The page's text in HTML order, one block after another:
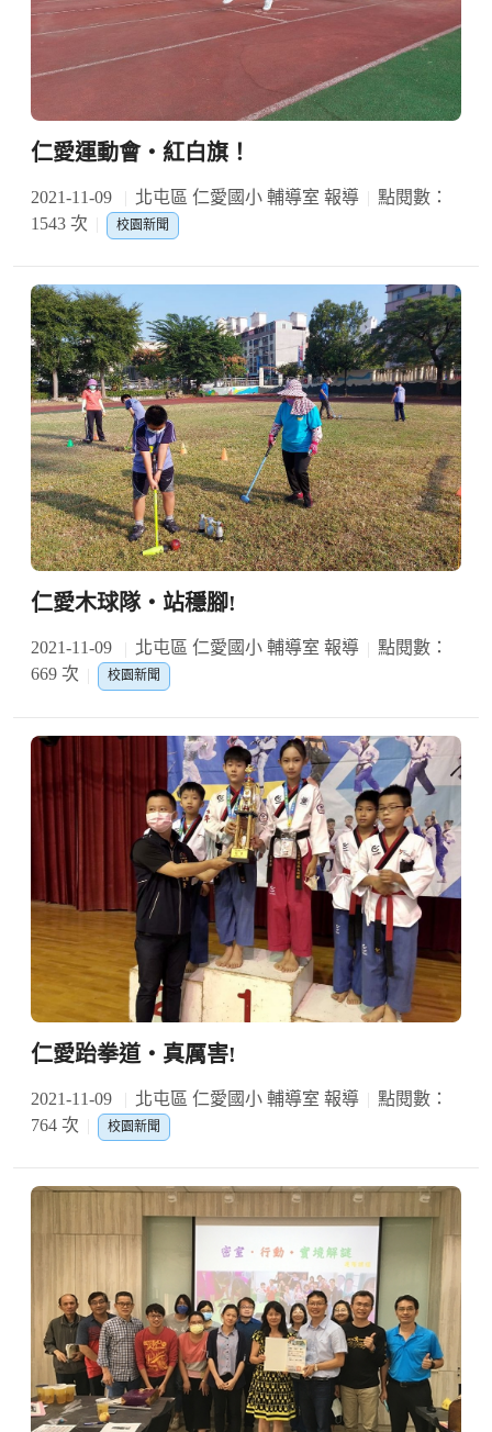
仁愛運動會‧紅白旗！
2021-11-09 北屯區 仁愛國小 輔導室 報導
點閱數：
1543 次
校園新聞
仁愛木球隊‧站穩腳!
2021-11-09 北屯區 仁愛國小 輔導室 報導
點閱數：
669 次
校園新聞
仁愛跆拳道‧真厲害!
2021-11-09 北屯區 仁愛國小 輔導室 報導
點閱數：
764 次
校園新聞